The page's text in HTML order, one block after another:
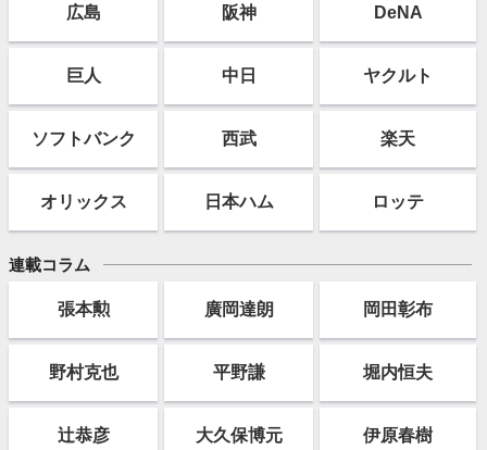
広島 阪神 DeNA
巨人 中日 ヤクルト
ソフト バンク 西武 楽天
オリックス 日本ハム ロッテ
連載コラム
張本勲 廣岡達朗 岡田彰布
野村克也 平野謙 堀内恒夫
辻恭彦 大久保博元 伊原春樹